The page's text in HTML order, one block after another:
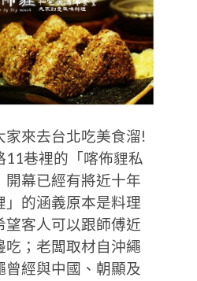
家來去台北吃美食溜!
11巷裡的「喀佈貍私
開幕已經有將近十年
」的涵義原本是料理
望客人可以跟師傅近
吃；老闆取材自沖繩
經與中國、朝顯及